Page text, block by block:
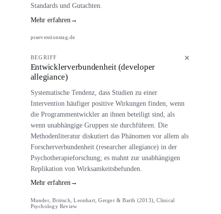
Standards und Gutachten.
Mehr erfahren →
praeventionstag.de
BEGRIFF
Entwicklerverbundenheit (developer
allegiance)
Systematische Tendenz, dass Studien zu einer
Intervention häufiger positive Wirkungen finden, wenn
die Programmentwickler an ihnen beteiligt sind, als
wenn unabhängige Gruppen sie durchführen. Die
Methodenliteratur diskutiert das Phänomen vor allem als
Forscherverbundenheit (researcher allegiance) in der
Psychotherapieforschung; es mahnt zur unabhängigen
Replikation von Wirksamkeitsbefunden.
Mehr erfahren→
Munder, Brütsch, Leonhart, Gerger & Barth (2013), Clinical
Psychology Review